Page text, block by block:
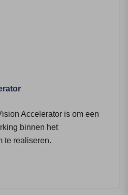
Accelerator is om een
binnen het
te realiseren.